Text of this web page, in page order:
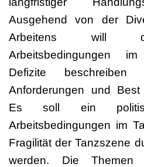
Ausgehend von der
Arbeitens will
Arbeitsbedingungen
Defizite beschreiben
Anforderungen und Best
Es soll ein
Arbeitsbedingungen im
Fragilität der Tanzszene
werden. Die